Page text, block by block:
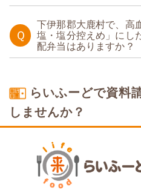
Ｑ
下伊那郡大鹿村で、高
塩・塩分控えめ」にし
配弁当はありますか？
らいふーどで資料
しませんか？